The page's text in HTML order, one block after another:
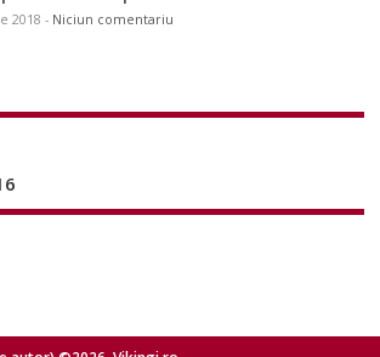
2018 - Niciun comentariu